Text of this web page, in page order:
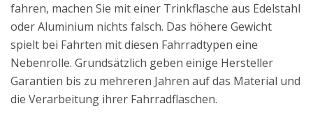
fahren, machen Sie mit einer Trinkflasche aus Edelstahl
oder Aluminium nichts falsch. Das höhere Gewicht
spielt bei Fahrten mit diesen Fahrradtypen eine
Nebenrolle. Grundsätzlich geben einige Hersteller
Garantien bis zu mehreren Jahren auf das Material und
die Verarbeitung ihrer Fahrradflaschen.